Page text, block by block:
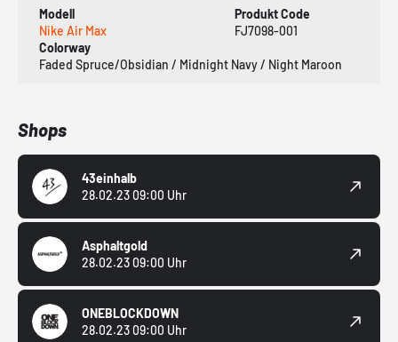
Modell
Nike Air Max
Produkt Code
FJ7098-001
Colorway
Faded Spruce/Obsidian / Midnight Navy / Night Maroon
Shops
43einhalb
28.02.23 09:00 Uhr
Asphaltgold
28.02.23 09:00 Uhr
ONEBLOCKDOWN
28.02.23 09:00 Uhr